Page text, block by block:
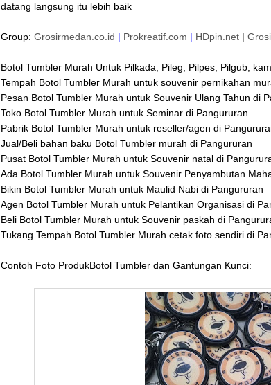
datang langsung itu lebih baik
Group: Grosirmedan.co.id | Prokreatif.com | HDpin.net |
Botol Tumbler Murah Untuk Pilkada, Pileg, Pilpes, Pilgub,
Tempah Botol Tumbler Murah untuk souvenir pernikahan
Pesan Botol Tumbler Murah untuk Souvenir Ulang Tahun di
Toko Botol Tumbler Murah untuk Seminar di Pangururan
Pabrik Botol Tumbler Murah untuk reseller/agen di
Jual/Beli bahan baku Botol Tumbler murah di Pangururan
Pusat Botol Tumbler Murah untuk Souvenir natal di
Ada Botol Tumbler Murah untuk Souvenir Penyambutan
Bikin Botol Tumbler Murah untuk Maulid Nabi di Pangururan
Agen Botol Tumbler Murah untuk Pelantikan Organisasi di
Beli Botol Tumbler Murah untuk Souvenir paskah di
Tukang Tempah Botol Tumbler Murah cetak foto sendiri di
Contoh Foto ProdukBotol Tumbler dan Gantungan Kunci: